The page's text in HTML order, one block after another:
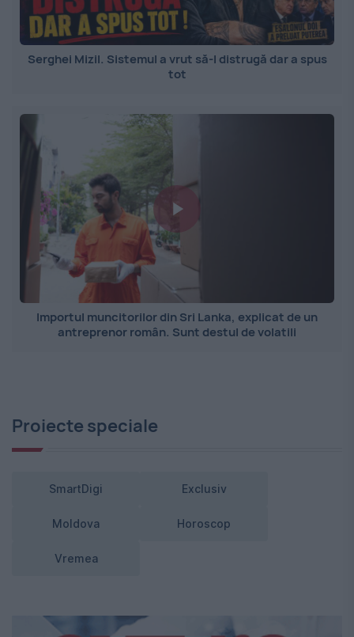
Serghei Mizil. Sistemul a vrut să-l distrugă dar a spus
tot
Importul muncitorilor din Sri Lanka, explicat de un
antreprenor român. Sunt destul de volatili
Proiecte speciale
SmartDigi Exclusiv
Moldova Horoscop
Vremea